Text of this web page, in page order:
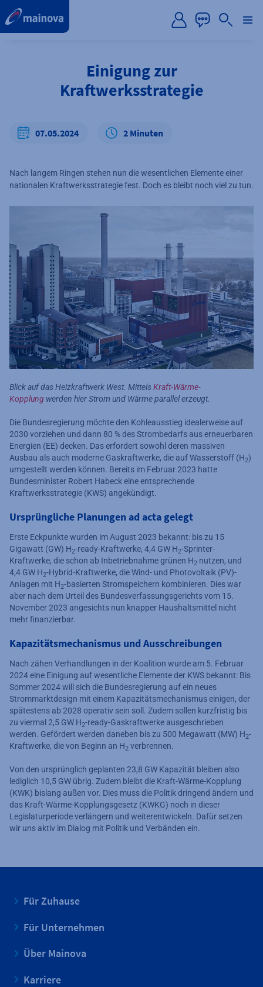
Einigung zur
Kraftwerksstrategie
07.05.2024 2 Minuten
Nach langem Ringen stehen nun die wesentlichen Elemente einer
nationalen Kraftwerksstrategie fest. Doch es bleibt noch viel zu tun.
Blick auf das Heizkraftwerk West. MittelsKraft-Wärme-
Kopplung werden hier Strom und Wärme parallel erzeugt.
Die Bundesregierung möchte den Kohleausstieg idealerweise auf
2030 vorziehen und dann 80 % des Strombedarfs aus erneuerbaren
Energien (EE) decken. Das erfordert sowohl deren massiven
Ausbau als auch moderne Gaskraftwerke, die auf Wasserstoff (H2)
umgestellt werden können. Bereits im Februar 2023 hatte
Bundesminister Robert Habeck eine entsprechende
Kraftwerksstrategie (KWS) angekündigt.
Ursprüngliche Planungen ad acta gelegt
Erste Eckpunkte wurden im August 2023 bekannt: bis zu 15
Gigawatt (GW) H2-ready-Kraftwerke, 4,4 GW H2-Sprinter-
Kraftwerke, die schon ab Inbetriebnahme grünen H2 nutzen, und
4,4 GW H2-Hybrid-Kraftwerke, die Wind- und Photovoltaik (PV)-
Anlagen mit H2-basierten Stromspeichern kombinieren. Dies war
aber nach dem Urteil des Bundesverfassungsgerichts vom 15.
November 2023 angesichts nun knapper Haushaltsmittel nicht
mehr finanzierbar.
Kapazitätsmechanismus und Ausschreibungen
Nach zähen Verhandlungen in der Koalition wurde am 5. Februar
2024 eine Einigung auf wesentliche Elemente der KWS bekannt: Bis
Sommer 2024 will sich die Bundesregierung auf ein neues
Strommarktdesign mit einem Kapazitätsmechanismus einigen, der
spätestens ab 2028 operativ sein soll. Zudem sollen kurzfristig bis
zu viermal 2,5 GW H2-ready-Gaskraftwerke ausgeschrieben
werden. Gefördert werden daneben bis zu 500 Megawatt (MW) H2-
Kraftwerke, die von Beginn an H2 verbrennen.
Von den ursprünglich geplanten 23,8 GW Kapazität bleiben also
lediglich 10,5 GW übrig. Zudem bleibt die Kraft-Wärme-Kopplung
(KWK) bislang außen vor. Dies muss die Politik dringend ändern und
das Kraft-Wärme-Kopplungsgesetz (KWKG) noch in dieser
Legislaturperiode verlängern und weiterentwickeln. Dafür setzen
wir uns aktiv im Dialog mit Politik und Verbänden ein.
Für Zuhause
Für Unternehmen
Über Mainova
Karriere